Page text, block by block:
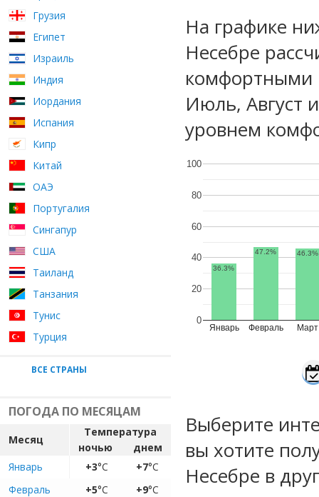
Грузия
Египет
Израиль
Индия
Иордания
Испания
Кипр
Китай
ОАЭ
Португалия
Сингапур
США
Таиланд
Танзания
Тунис
Турция
ВСЕ СТРАНЫ
ПОГОДА ПО МЕСЯЦАМ
Месяц
Температура
ночью
днем
Январь
+3°C +7°C
Февраль
+5°C +9°C
На графике
Несебре
комфортными
Июль, Август
уровнем
Январь Февраль Март
0
20
40
60
80
100
36.3%
47.2% 46.3%
Выберите
вы хотите
Несебре в